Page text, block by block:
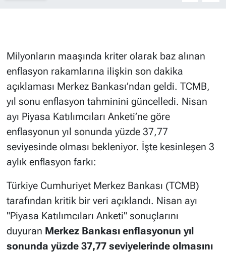
Milyonların maaşında kriter olarak baz alınan
enflasyon rakamlarına ilişkin son dakika
açıklaması Merkez Bankası’ndan geldi. TCMB,
yıl sonu enflasyon tahminini güncelledi. Nisan
ayı Piyasa Katılımcıları Anketi’ne göre
enflasyonun yıl sonunda yüzde 37,77
seviyesinde olması bekleniyor. İşte kesinleşen 3
aylık enflasyon farkı:
Türkiye Cumhuriyet Merkez Bankası (TCMB)
tarafından kritik bir veri açıklandı. Nisan ayı
"Piyasa Katılımcıları Anketi" sonuçlarını
duyuran Merkez Bankası enflasyonun yıl
sonunda yüzde 37,77 seviyelerinde olmasını